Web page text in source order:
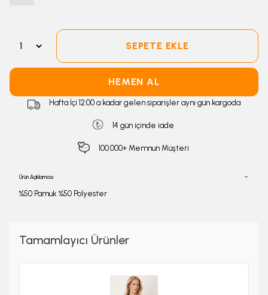
SEPETE EKLE
HEMEN AL
Hafta İçi 12:00 a kadar gelen siparişler aynı gün kargoda
14 gün içinde iade
100.000+ Memnun Müşteri
Ürün Açıklaması
%50 Pamuk %50 Polyester
Tamamlayıcı Ürünler